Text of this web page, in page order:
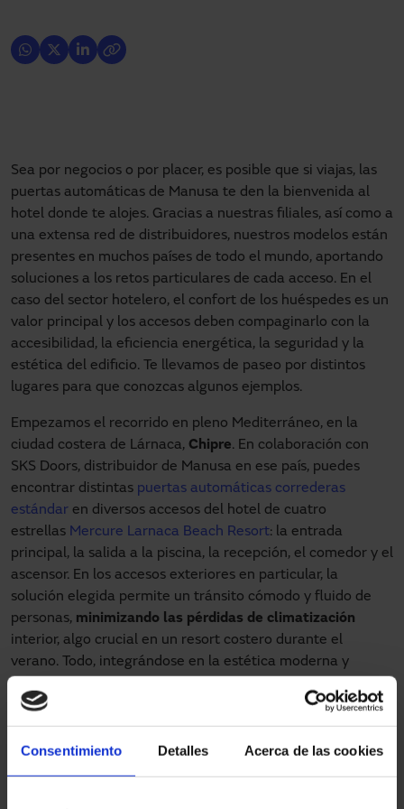
Consentimiento Detalles Acerca de las cookies
Sea por negocios o por placer, es posible que si viajas, las
puertas automáticas de Manusa te den la bienvenida al
hotel donde te alojes. Gracias a nuestras filiales, así como a
una extensa red de distribuidores, nuestros modelos están
presentes en muchos países de todo el mundo, aportando
soluciones a los retos particulares de cada acceso. En el
caso del sector hotelero, el confort de los huéspedes es un
valor principal y los accesos deben compaginarlo con la
accesibilidad, la eficiencia energética, la seguridad y la
estética del edificio. Te llevamos de paseo por distintos
lugares para que conozcas algunos ejemplos.
Empezamos el recorrido en pleno Mediterráneo, en la
ciudad costera de Lárnaca, Chipre. En colaboración con
SKS Doors, distribuidor de Manusa en ese país, puedes
encontrar distintas puertas automáticas correderas
estándar en diversos accesos del hotel de cuatro
estrellas Mercure Larnaca Beach Resort: la entrada
principal, la salida a la piscina, la recepción, el comedor y el
ascensor. En los accesos exteriores en particular, la
solución elegida permite un tránsito cómodo y fluido de
personas, minimizando las pérdidas de climatización
interior, algo crucial en un resort costero durante el
verano. Todo, integrándose en la estética moderna y
una puerta corredera, pero en caso de tránsito elevado,